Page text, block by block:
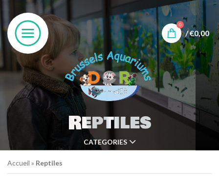
0
/€0,00
Reptiles
CATEGORIES
Accueil » Reptiles